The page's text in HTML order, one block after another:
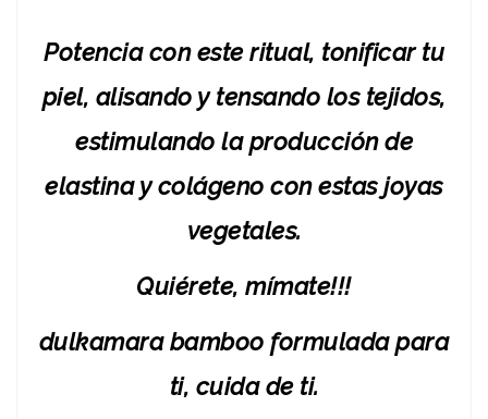
Potencia con este ritual, tonificar tu
piel, alisando y tensando los tejidos,
estimulando la producción de
elastina y colágeno con estas joyas
vegetales.
Quiérete, mímate!!!
dulkamara bamboo formulada para
ti, cuida de ti.